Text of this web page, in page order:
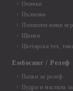
Очички
Пълнежи
Плюшени мини
Щипки
Цветарска тел,
Ембосинг / Релеф
Папки за релеф
Пудри и мастила